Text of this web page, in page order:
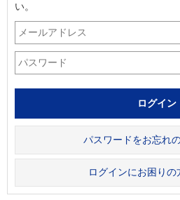
い。
パスワードをお忘れ
ログインにお困りの